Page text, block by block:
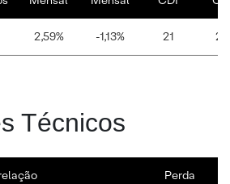
2,59% -1,13% 21 22
Técnicos
Perda